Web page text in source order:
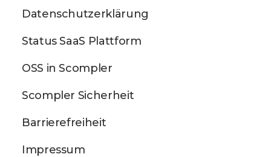
Datenschutzerklärung
Status SaaS Plattform
OSS in Scompler
Scompler Sicherheit
Barrierefreiheit
Impressum